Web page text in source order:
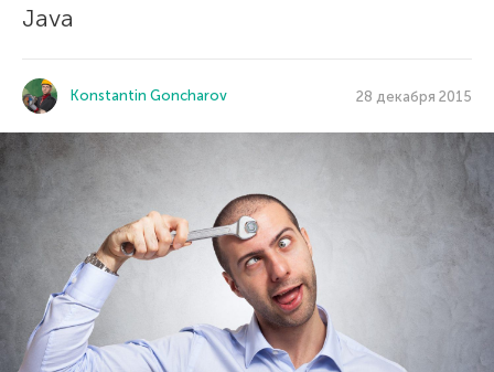
Java
Konstantin Goncharov 28 декабря 2015